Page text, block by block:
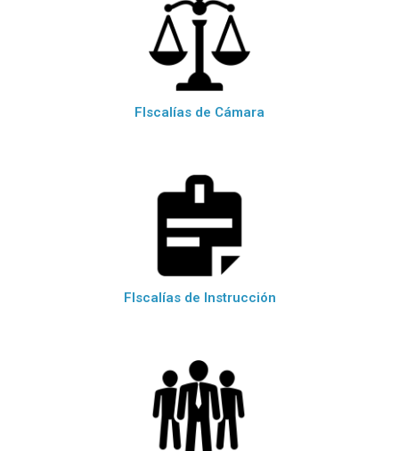
FIscalías de Cámara
FIscalías de Instrucción